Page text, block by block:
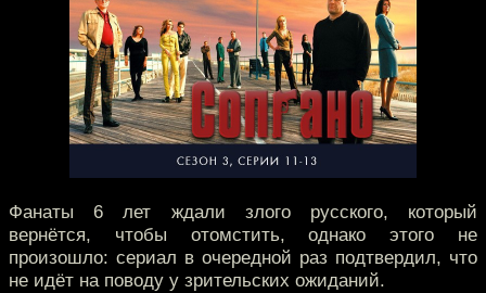
Фанаты 6 лет ждали злого русского, который
вернётся, чтобы отомстить, однако этого не
произошло: сериал в очередной раз подтвердил, что
не идёт на поводу у зрительских ожиданий.